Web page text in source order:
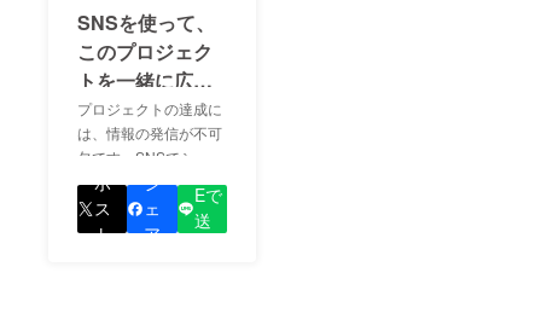
SNSを使って、
このプロジェク
トを一緒に広め
ましょう！
プロジェクトの達成に
は、情報の発信が不可
欠です。SNSでシェア
をして、あなたが応援
しているプロジェクト
の良さを知ってもらい
ポ
ス
ト
シ
ェ
ア
Eで
送